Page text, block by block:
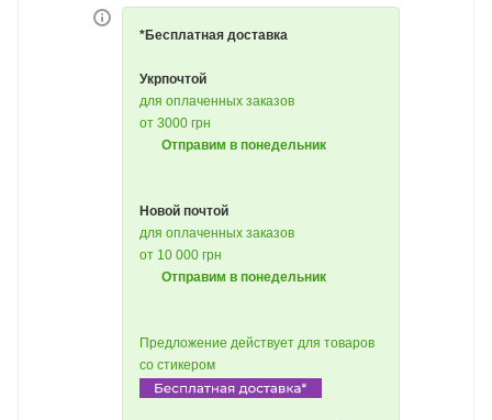
*Бесплатная доставка
Укрпочтой
для оплаченных заказов
от 3000 грн
Отправим в понедельник
Новой почтой
для оплаченных заказов
от 10 000 грн
Отправим в понедельник
Предложение действует для товаров
со стикером